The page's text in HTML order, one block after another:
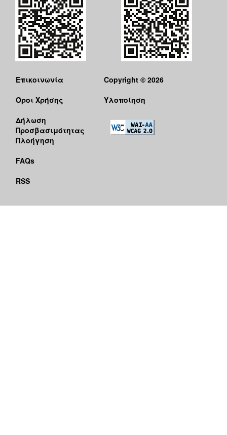
Επικοινωνία
Όροι Χρήσης
Δήλωση
Προσβασιμότητας
Πλοήγηση
FAQs
RSS
Copyright © 2026
Υλοποίηση